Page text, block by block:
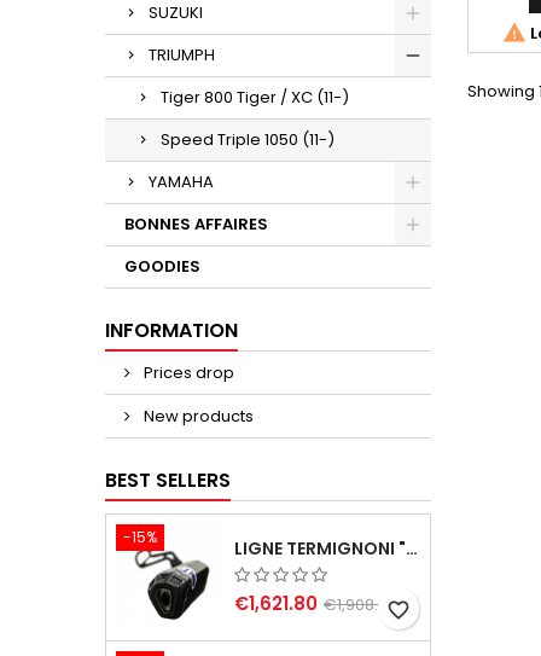
SUZUKI
TRIUMPH
Tiger 800 Tiger / XC (11-)
Speed Triple 1050 (11-)
YAMAHA
BONNES AFFAIRES
GOODIES
INFORMATION
Prices drop
New products
BEST SELLERS
-15% LIGNE TERMIGNONI "BLACK EDITION" CARBONE POUR YAMAHA TMAX 560 2020-2024
€1,621.80 €1,908.00favorite_border

Showing